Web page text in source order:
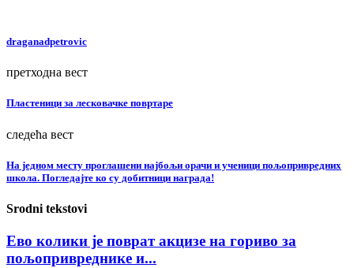
draganadpetrovic
претходна вест
Пластеници за лесковачке повртаре
следећа вест
На једном месту проглашени најбољи орачи и ученици пољопривредних
школа. Погледајте ко су добитници награда!
Srodni tekstovi
Ево колики је поврат акцизе на гориво за
пољопривреднике и...